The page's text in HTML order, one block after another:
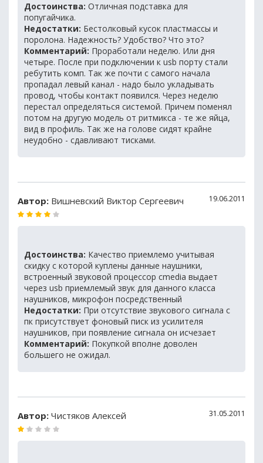
Достоинства: Отличная подставка для
попугайчика.
Недостатки: Бестолковый кусок пластмассы и
поролона. Надежность? Удобство? Что это?
Комментарий: Проработали неделю. Или дня
четыре. После при подключении к usb порту стали
ребутить комп. Так же почти с самого начала
пропадал левый канал - надо было укладывать
провод, чтобы контакт появился. Через неделю
перестал определяться системой. Причем поменял
потом на другую модель от ритмикса - те же яйца,
вид в профиль. Так же на голове сидят крайне
неудобно - сдавливают тисками.
Автор: Вишневский Виктор Сергеевич 19.06.2011
Достоинства: Качество приемлемо учитывая
скидку с которой куплены данные наушники,
встроенный звуковой процессор cmedia выдает
через usb приемлемый звук для данного класса
наушников, микрофон посредственный
Недостатки: При отсутствие звукового сигнала с
пк присутствует фоновый писк из усилителя
наушников, при появление сигнала он исчезает
Комментарий: Покупкой вполне доволен
большего не ожидал.
Автор: Чистяков Алексей 31.05.2011